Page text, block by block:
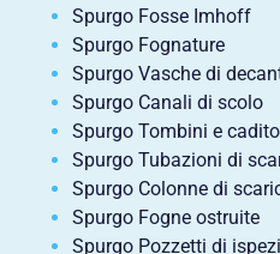
Spurgo Fosse Imhoff
Spurgo Fognature
Spurgo Vasche di
Spurgo Canali di scolo
Spurgo Tombini e
Spurgo Tubazioni di
Spurgo Colonne di
Spurgo Fogne ostruite
Spurgo Pozzetti di